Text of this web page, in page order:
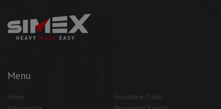
Menu
Home
Assistance-Ticket